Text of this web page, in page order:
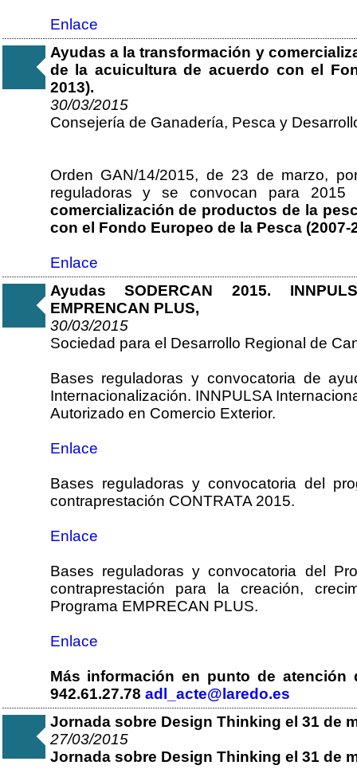
Enlace
Ayudas a la transformación y
de la acuicultura de acuerdo con el
2013).
30/03/2015
Consejería de Ganadería, Pesca y
Orden GAN/14/2015, de 23 de marzo,
reguladoras y se convocan para 2015
comercialización de productos de la
con el Fondo Europeo de la Pesca (2007-
Enlace
Ayudas SODERCAN 2015.
EMPRENCAN PLUS,
30/03/2015
Sociedad para el Desarrollo Regional de
Bases reguladoras y convocatoria de
Internacionalización. INNPULSA
Autorizado en Comercio Exterior.
Enlace
Bases reguladoras y convocatoria del
contraprestación CONTRATA 2015.
Enlace
Bases reguladoras y convocatoria del
contraprestación para la creación,
Programa EMPRECAN PLUS.
Enlace
Más información en punto de atención
942.61.27.78 adl_acte@laredo.es
Jornada sobre Design Thinking el 31 de
27/03/2015
Jornada sobre Design Thinking el 31 de